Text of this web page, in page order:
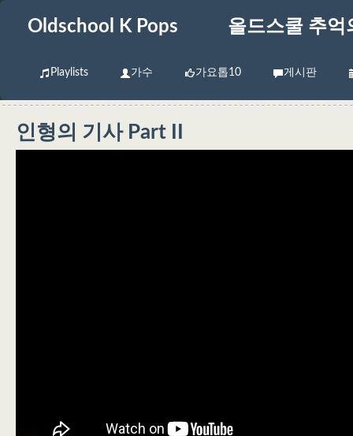
Oldschool K Pops 올드스쿨 추억
Playlists 가수 가요톱10 게시판
인형의 기사 Part II